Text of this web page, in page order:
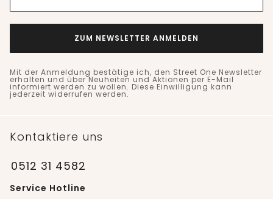
ZUM NEWSLETTER ANMELDEN
Mit der Anmeldung bestätige ich, den Street One Newsletter
erhalten und über Neuheiten und Aktionen per E-Mail
informiert werden zu wollen. Diese Einwilligung kann
jederzeit widerrufen werden.
Kontaktiere uns
0512 31 4582
Service Hotline